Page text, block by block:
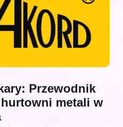
Przewodnik
metali w